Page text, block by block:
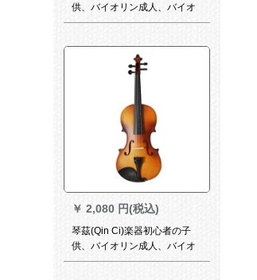
供、バイオリン成人、バイオ
リン配送全セクト4/4モー古
￥ 2,080 円(税込)
琴茲(Qin Ci)楽器初心者の子
供、バイオリン成人、バイオ
リン配送全セクト1/4モールド